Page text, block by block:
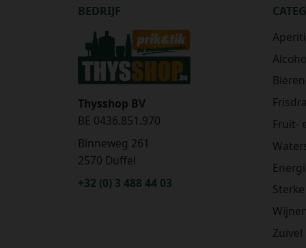
BEDRIJF
Thysshop BV
BE 0436.851.970
Binneweg 261
2570 Duffel
+32 (0) 3 488 44 03
Bieren
Fruit-
Zuivel